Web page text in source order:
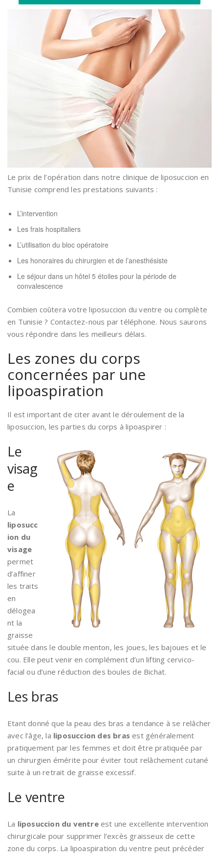
Le prix de l’opération dans notre clinique de liposuccion en
Tunisie comprend les prestations suivants :
L’intervention
Les frais hospitaliers
L’utilisation du bloc opératoire
Les honoraires du chirurgien et de l’anesthésiste
Le séjour dans un hôtel 5 étoiles pour la période de
convalescence
Combien coûtera votre liposuccion du ventre ou complète
en Tunisie ? Contactez-nous par téléphone. Nous saurons
vous répondre dans les meilleurs délais.
Les zones du corps
concernées par une
lipoaspiration
Il est important de citer avant le déroulement de la
liposuccion, les parties du corps à lipoaspirer :
Le
visag
e
La
liposucc
ion du
visage
permet
d’affiner
les traits
en
délogea
nt la
graisse
située dans le double menton, les joues, les bajoues et le
cou. Elle peut venir en complément d’un lifting cervico-
facial ou d’une réduction des boules de Bichat.
Les bras
Etant donné que la peau des bras a tendance à se relâcher
avec l’âge, la liposuccion des brasest généralement
pratiquement par les femmes et doit être pratiquée par
un chirurgien émérite pour éviter tout relâchement cutané
suite à un retrait de graisse excessif.
Le ventre
La liposuccion du ventreest une excellente intervention
chirurgicale pour supprimer l’excès graisseux de cette
zone du corps. La lipoaspiration du ventre peut précéder